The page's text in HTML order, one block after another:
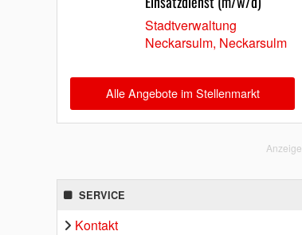
Stadtverwaltung
Neckarsulm, Neckarsulm
Alle Angebote im Stellenmarkt
Anzeige
SERVICE
Kontakt